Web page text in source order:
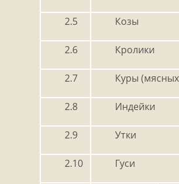
2.5 Козы
2.6 Кролики
2.7 Куры
2.8 Индейки
2.9 Утки
2.10 Гуси